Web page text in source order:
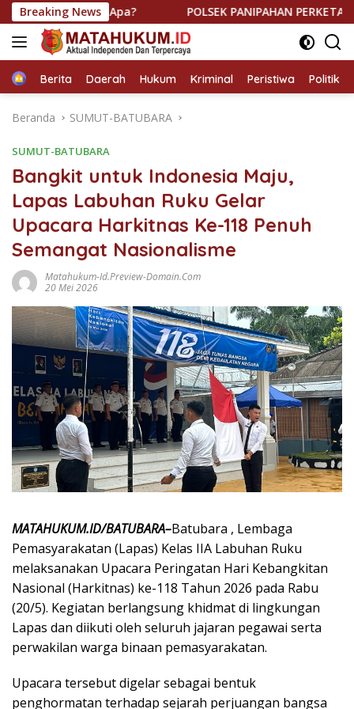
Langsung
ke
konten
Breaking News
Ada Apa? POLSEK PANIPAHAN PERKETAT KRYD
HomeBerita Daerah Hukum Kriminal Peristiwa Politik
Beranda SUMUT-BATUBARA
SUMUT-BATUBARA
Bangkit untuk Indonesia Maju,
Lapas Labuhan Ruku Gelar
Upacara Harkitnas Ke-118 Penuh
Semangat Nasionalisme
Matahukum-Id.preview-Domain.com
20 Mei 2026
MATAHUKUM.ID/BATUBARA–Batubara , Lembaga
Pemasyarakatan (Lapas) Kelas IIA Labuhan Ruku
melaksanakan Upacara Peringatan Hari Kebangkitan
Nasional (Harkitnas) ke-118 Tahun 2026 pada Rabu
(20/5). Kegiatan berlangsung khidmat di lingkungan
Lapas dan diikuti oleh seluruh jajaran pegawai serta
perwakilan warga binaan pemasyarakatan.
Upacara tersebut digelar sebagai bentuk
penghormatan terhadap sejarah perjuangan bangsa